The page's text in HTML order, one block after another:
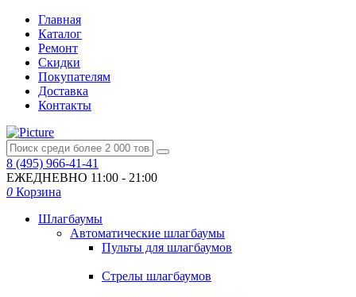
Главная
Каталог
Ремонт
Скидки
Покупателям
Доставка
Контакты
8 (495) 966-41-41
ЕЖЕДНЕВНО 11:00 - 21:00
0 Корзина
Шлагбаумы
Автоматические шлагбаумы
Пульты для шлагбаумов
Стрелы шлагбаумов